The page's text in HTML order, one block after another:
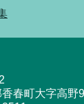
春町大字高野